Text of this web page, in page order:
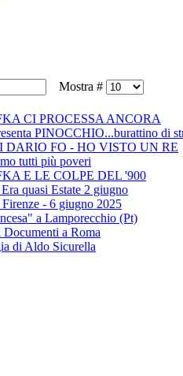
Mostra #
CI PROCESSA ANCORA
PINOCCHIO...burattino di
DARIO FO - HO VISTO UN RE
tutti più poveri
E LE COLPE DEL '900
quasi Estate 2 giugno
- 6 giugno 2025
a Lamporecchio (Pt)
a Roma
di Aldo Sicurella